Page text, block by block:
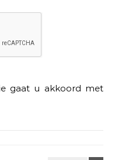
gaat u akkoord met